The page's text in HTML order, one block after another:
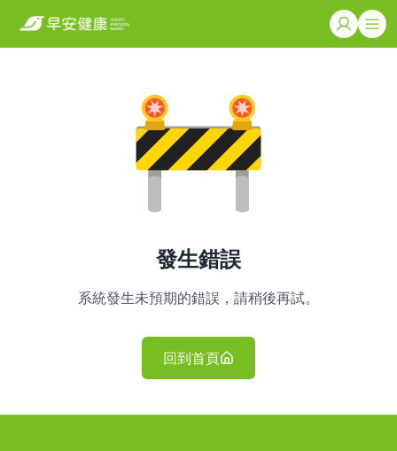
發生錯誤
系統發生未預期的錯誤，請稍後再試。
回到首頁